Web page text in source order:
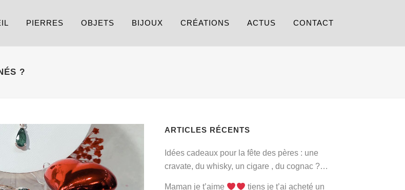
PIERRES OBJETS BIJOUX CRÉATIONS ACTUS CONTACT
?
ARTICLES RÉCENTS
Idées cadeaux pour la fête des pères : une
cravate, du whisky, un cigare , du cognac ?…
Maman je t’aime
tiens je t’ai acheté un